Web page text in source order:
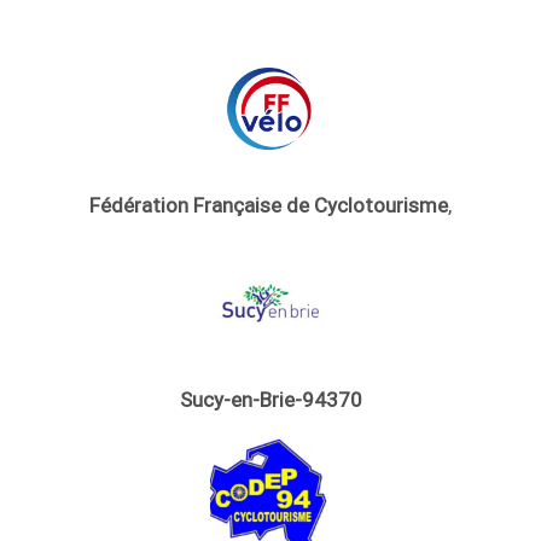
Fédération Française de Cyclotourisme,
Sucy-en-Brie-94370